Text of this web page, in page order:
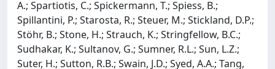
A.; Spartiotis, C.; Spickermann, T.; Spiess, B.;
Spillantini, P.; Starosta, R.; Steuer, M.; Stickland, D.P.;
Stöhr, B.; Stone, H.; Strauch, K.; Stringfellow, B.C.;
Sudhakar, K.; Sultanov, G.; Sumner, R.L.; Sun, L.Z.;
Suter, H.; Sutton, R.B.; Swain, J.D.; Syed, A.A.; Tang,